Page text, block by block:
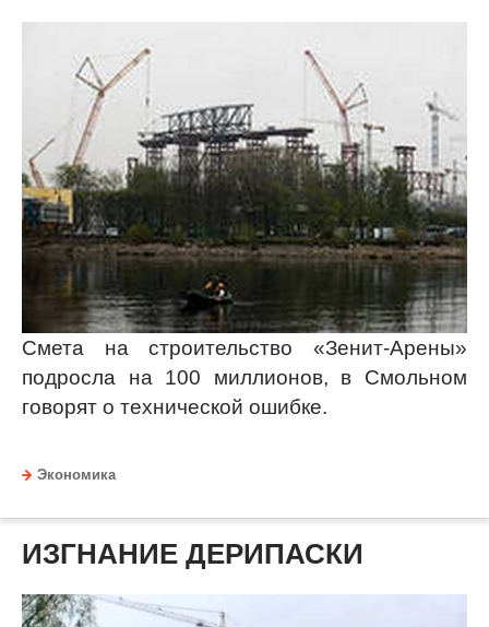
Смета на строительство «Зенит-Арены»
подросла на 100 миллионов, в Смольном
говорят о технической ошибке.
Экономика
ИЗГНАНИЕ ДЕРИПАСКИ